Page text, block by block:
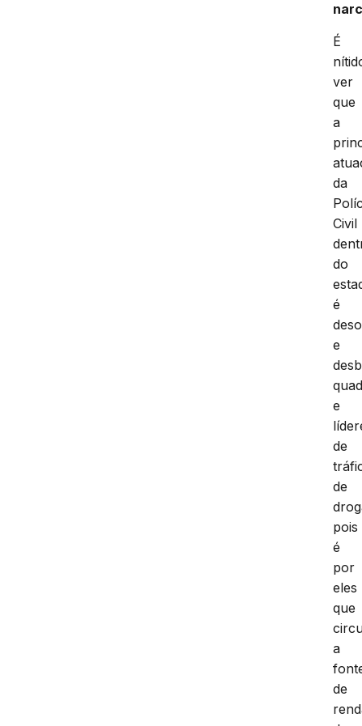
É
ver
que
a
da
Civil
do
é
e
e
de
de
pois
é
por
eles
que
a
de